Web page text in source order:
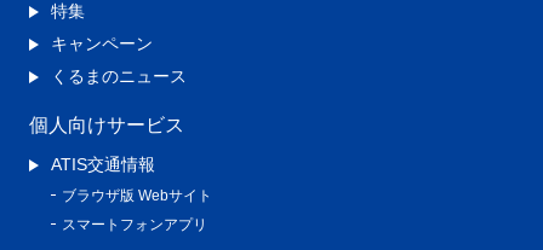
特集
キャンペーン
くるまのニュース
個人向けサービス
ATIS交通情報
ブラウザ版 Webサイト
スマートフォンアプリ